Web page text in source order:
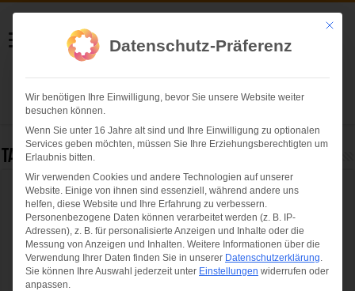
Helmut Swoboda
Fotografie
Herzlich willkommen
Tag Archives:
Nina Eichinger weiht Landstützpunkt ihres
Jugendhilfeprojektes ARTISTS FOR KIDS ein
Mit
Datenschutz-Präferenz
Wir benötigen Ihre Einwilligung, bevor Sie unsere Website weiter
besuchen können.
Wenn Sie unter 16 Jahre alt sind und Ihre Einwilligung zu optionalen
Services geben möchten, müssen Sie Ihre Erziehungsberechtigten um
Erlaubnis bitten.
Wir verwenden Cookies und andere Technologien auf unserer
Website. Einige von ihnen sind essenziell, während andere uns
helfen, diese Website und Ihre Erfahrung zu verbessern.
Personenbezogene Daten können verarbeitet werden (z. B. IP-
Adressen), z. B. für personalisierte Anzeigen und Inhalte oder die
Messung von Anzeigen und Inhalten. Weitere Informationen über die
Verwendung Ihrer Daten finden Sie in unserer Datenschutzerklärung.
Sie können Ihre Auswahl jederzeit unter Einstellungen widerrufen oder
anpassen.